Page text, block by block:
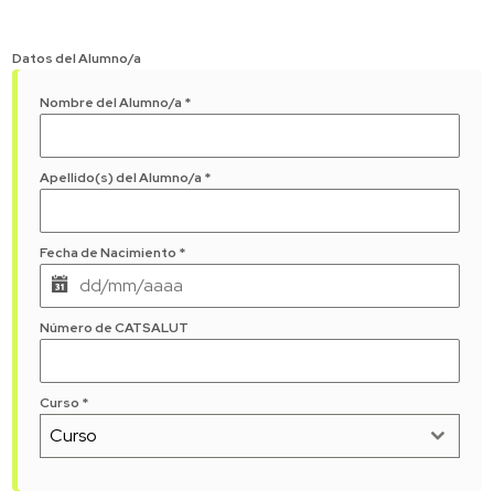
Datos del Alumno/a
Nombre del Alumno/a *
Apellido(s) del Alumno/a *
Fecha de Nacimiento *
Número de CATSALUT
Curso *
Curso